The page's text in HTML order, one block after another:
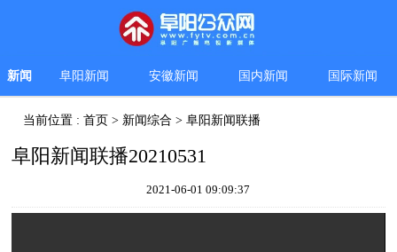
新闻 阜阳新闻 安徽新闻 国内新闻 国际新闻
当前位置 :首页 > 新闻综合 >阜阳新闻联播
阜阳新闻联播20210531
2021-06-01 09:09:37